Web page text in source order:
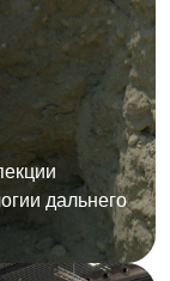
дальнего